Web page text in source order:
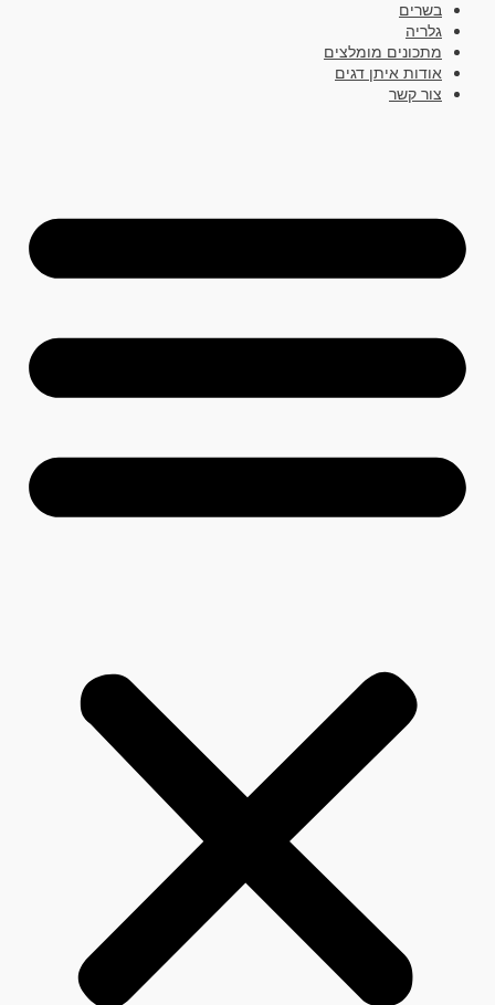
בשרים
גלריה
מתכונים מומלצים
אודות איתן דגים
צור קשר